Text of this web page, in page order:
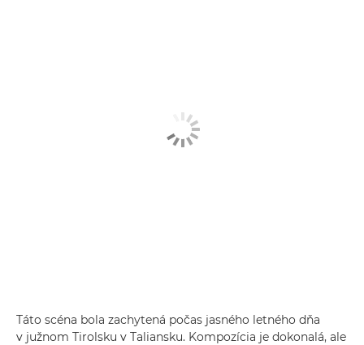
Táto scéna bola zachytená počas jasného letného dňa
v južnom Tirolsku v Taliansku. Kompozícia je dokonalá, ale